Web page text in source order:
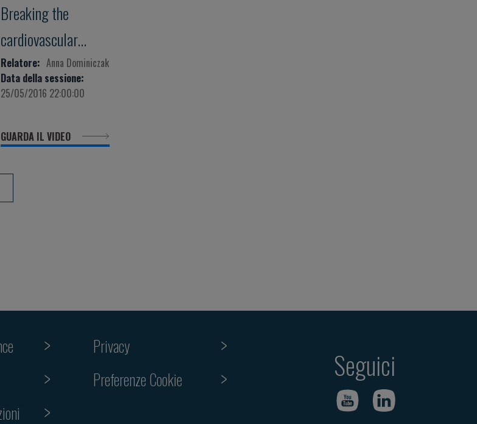
Breaking the
cardiovascular
continuum through
understanding,
and prevention of the
disease 4I – paradigm:
Introduce, Interpret,
Relatore: Anna Dominiczak
Data della sessione:
25/05/2016 22:00:00
GUARDA IL VIDEO
Privacy
Preferenze Cookie
Seguici